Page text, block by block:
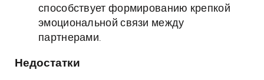
способствует формированию крепкой
эмоциональной связи между
партнерами.
Недостатки